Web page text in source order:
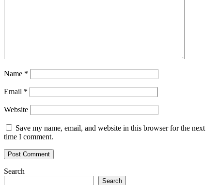
Name *
Email *
Website
Save my name, email, and website in this browser for the next
time I comment.
Search
Search